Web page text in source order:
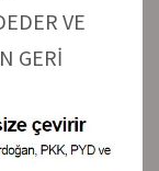
VE
GERİ